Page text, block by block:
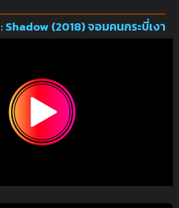
(2018) จอมคนกระบี่เงา